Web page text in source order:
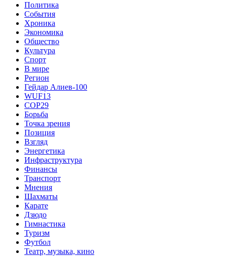
Политика
События
Хроника
Экономика
Общество
Культура
Спорт
В мире
Регион
Гейдар Алиев-100
WUF13
COP29
Борьба
Точка зрения
Позиция
Взгляд
Энергетика
Инфраструктура
Финансы
Транспорт
Мнения
Шахматы
Карате
Дзюдо
Гимнастика
Туризм
Футбол
Театр, музыка, кино